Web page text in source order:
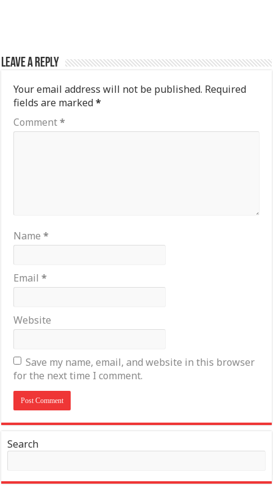
Leave a Reply
Your email address will not be published. Required
fields are marked*
Comment*
Name*
Email*
Website
Save my name, email, and website in this browser
for the next time I comment.
Search